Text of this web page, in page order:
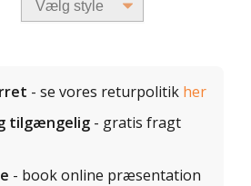
- se vores returpolitik her
tilgængelig - gratis fragt
- book online præsentation